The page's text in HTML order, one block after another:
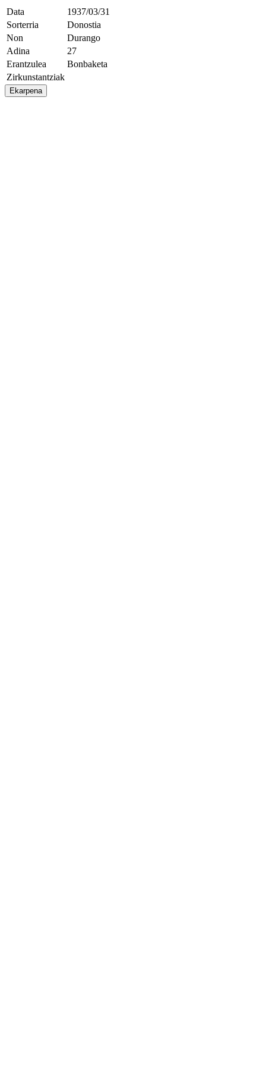
Data
1937/03/31
Sorterria
Donostia
Non
Durango
Adina
27
Erantzulea
Bonbaketa
Zirkunstantziak